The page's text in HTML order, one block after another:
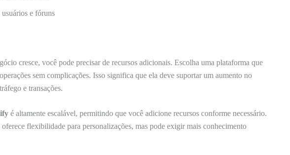
e fóruns
cresce, você pode precisar de recursos adicionais. Escolha uma plataforma que
sem complicações. Isso significa que ela deve suportar um aumento no
e transações.
é altamente escalável, permitindo que você adicione recursos conforme necessário.
oferece flexibilidade para personalizações, mas pode exigir mais conhecimento